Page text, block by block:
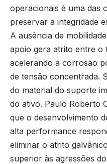
operacionais é uma das
preservar a integridade
A ausência de
apoio gera atrito entre o
acelerando a corrosão
de tensão concentrada.
do material do suporte
do ativo. Paulo Roberto
que o desenvolvimento
alta performance
eliminar o atrito
superior às agressões